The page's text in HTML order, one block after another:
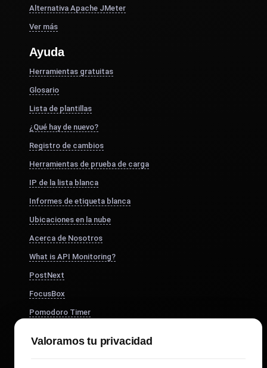
Alternativa Apache JMeter
Ver más
Ayuda
Herramientas gratuitas
Glosario
Lista de plantillas
¿Qué hay de nuevo?
Registro de cambios
Herramientas de prueba de carga
IP de la lista blanca
Informes de etiqueta blanca
Ubicaciones en la nube
Acerca de Nosotros
What is API Monitoring?
PostNext
FocusBox
Pomodoro Timer
Valoramos tu privacidad